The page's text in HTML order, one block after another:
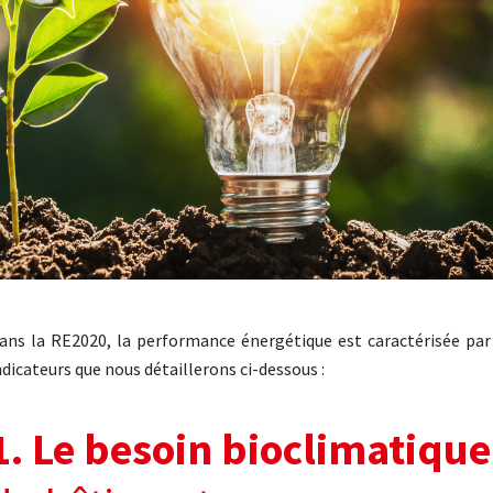
la RE2020, la performance énergétique est caractérisée
que nous détaillerons ci-dessous :
Le besoin bioclimatique